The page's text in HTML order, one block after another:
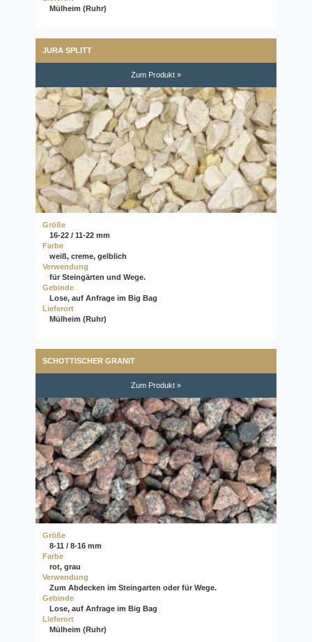
Mülheim (Ruhr)
JURA SPLITT
Zum Produkt »
Größe
16-22 / 11-22 mm
Farbe
weiß, creme, gelblich
Verwendung
für Steingärten und Wege.
Gebinde
Lose, auf Anfrage im Big Bag
Lieferort
Mülheim (Ruhr)
SCHOTTISCHER GRANIT
Zum Produkt »
Größe
8-11 / 8-16 mm
Farbe
rot, grau
Verwendung
Zum Abdecken im Steingarten oder für Wege.
Gebinde
Lose, auf Anfrage im Big Bag
Lieferort
Mülheim (Ruhr)